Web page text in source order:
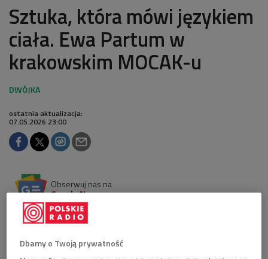
Sztuka, która mówi językiem
ciała. Ewa Partum w
krakowskim MOCAK-u
ostatnia aktualizacja:
07.05.2026 23:00
Obserwuj nas na
Google News
"Contemplating Art, Contemplating Love" to
wystawa, którą można ją oglądać w Galerii MOCAK w
Krakowie. Twórczość jednej z najważniejszych
polskich artystek Ewy Partum, spotyka się z pracami
Dbamy o Twoją prywatność